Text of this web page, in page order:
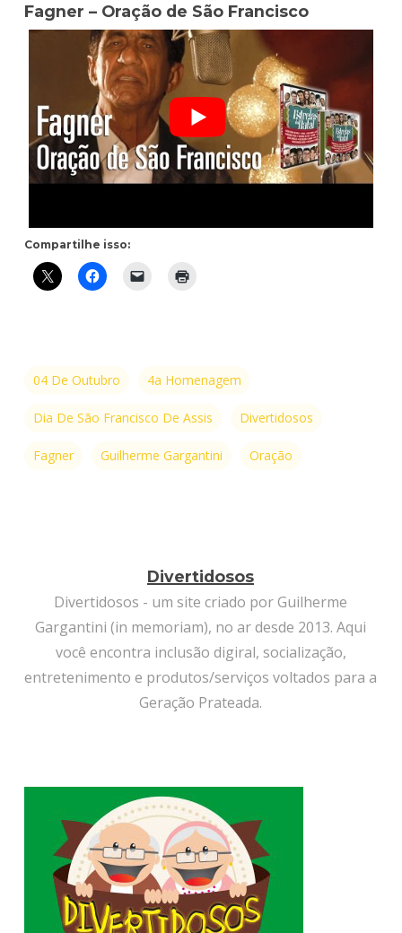
Fagner – Oração de São Francisco
Compartilhe isso:
04 De Outubro 4a Homenagem
Dia De São Francisco De Assis Divertidosos
Fagner Guilherme Gargantini Oração
Divertidosos
Divertidosos - um site criado por Guilherme
Gargantini (in memoriam), no ar desde 2013. Aqui
você encontra inclusão digiral, socialização,
entretenimento e produtos/serviços voltados para a
Geração Prateada.